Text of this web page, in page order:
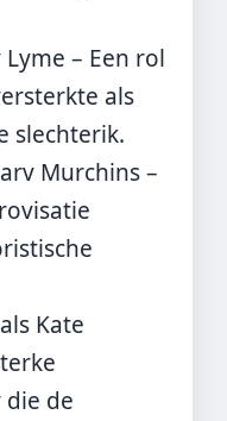
– Een rol
als
slechterik.
Murchins –
als Kate
de